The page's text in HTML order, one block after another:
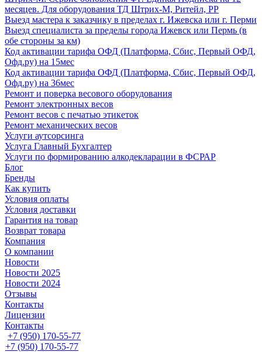
месяцев. Для оборудования ТД Штрих-М, Ритейл, РР
Выезд мастера к заказчику в пределах г. Ижевска или г. Перми
Выезд специалиста за пределы города Ижевск или Пермь (в
обе стороны за км)
Код активации тарифа ОФД (Платформа, Сбис, Первый ОФД,
Офд.ру) на 15мес
Код активации тарифа ОФД (Платформа, Сбис, Первый ОФД,
Офд.ру) на 36мес
Ремонт и поверка весового оборудования
Ремонт электронных весов
Ремонт весов с печатью этикеток
Ремонт механических весов
Услуги аутсорсинга
Услуга Главный Бухгалтер
Услуги по формированию алкодекларации в ФСРАР
Блог
Бренды
Как купить
Условия оплаты
Условия доставки
Гарантия на товар
Возврат товара
Компания
О компании
Новости
Новости 2025
Новости 2024
Отзывы
Контакты
Лицензии
Контакты
+7 (950) 170-55-77
+7 (950) 170-55-77